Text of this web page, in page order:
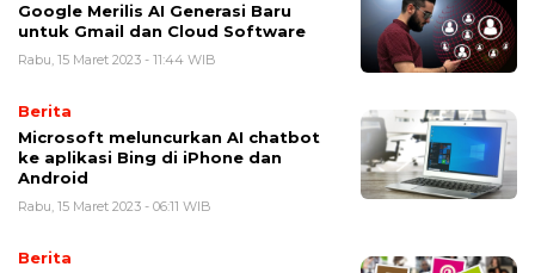
Google Merilis AI Generasi Baru
untuk Gmail dan Cloud Software
Rabu, 15 Maret 2023 - 11:44 WIB
Berita
Microsoft meluncurkan AI chatbot
ke aplikasi Bing di iPhone dan
Android
Rabu, 15 Maret 2023 - 06:11 WIB
Berita